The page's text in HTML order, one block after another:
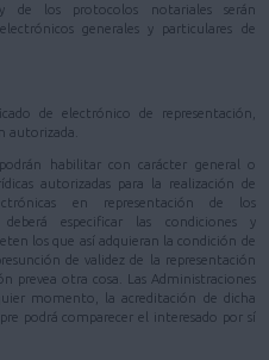
de los protocolos notariales serán
generales y particulares de
de electrónico de representación,
autorizada.
habilitar con carácter general o
autorizadas para la realización de
en representación de los
especificar las condiciones y
los que así adquieran la condición de
de validez de la representación
prevea otra cosa. Las Administraciones
momento, la acreditación de dicha
podrá comparecer el interesado por sí